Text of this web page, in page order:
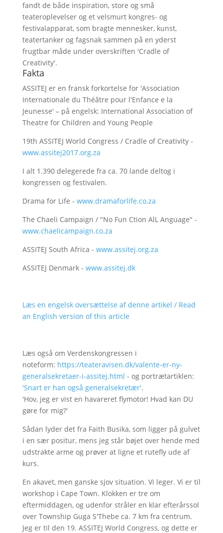
fandt de både inspiration, store og små
teateroplevelser og et velsmurt kongres- og
festivalapparat, som bragte mennesker, kunst,
teatertanker og fagsnak sammen på en yderst
frugtbar måde under overskriften 'Cradle of
Creativity'.
Fakta
ASSITEJ er en fransk forkortelse for 'Association
Internationale du Théâtre pour l'Enfance e la
Jeunesse' – på engelsk: International Association of
Theatre for Children and Young People
19th ASSITEJ World Congress / Cradle of Creativity -
www.assitej2017.org.za
I alt 1.390 delegerede fra ca. 70 lande deltog i
kongressen og festivalen.
Drama for Life - www.dramaforlife.co.za
The Chaeli Campaign / "No Fun Ction AlL Anguage" -
www.chaelicampaign.co.za
ASSITEJ South Africa - www.assitej.org.za
ASSITEJ Denmark - www.assitej.dk
Læs en engelsk oversættelse af denne artikel / Read
an English version of this article
Læs også om Verdenskongressen i
noteform: https://teateravisen.dk/valente-er-ny-
generalsekretaer-i-assitej.html - og portrætartiklen:
'Snart er han også generalsekretær'.
'Hov, jeg er vist en havareret flymotor! Hvad kan DU
gøre for mig?'
Sådan lyder det fra Faith Busika, som ligger på gulvet
i en sær positur, mens jeg står bøjet over hende med
udstrakte arme og prøver at ligne et rutefly ude af
kurs.
En akavet, men ganske sjov situation. Vi leger. Vi er til
workshop i Cape Town. Klokken er tre om
eftermiddagen, og udenfor stråler en klar efterårssol
over Township Guga S'Thebe ca. 7 km fra centrum.
Jeg er til den 19. ASSITEJ World Congress, og dette er